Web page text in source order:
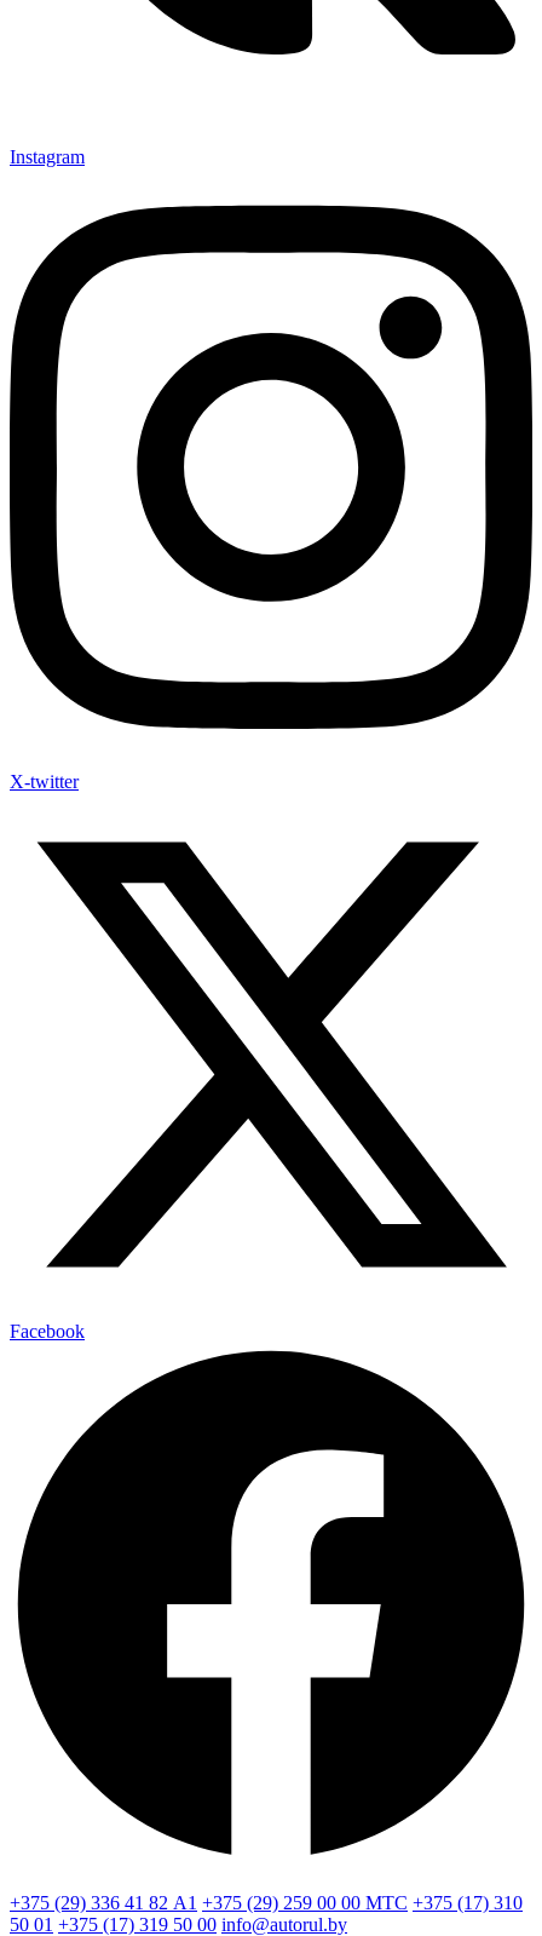
Instagram
X-twitter
Facebook
+375 (29) 336 41 82 А1 +375 (29) 259 00 00 МТС +375 (17) 310
50 01 +375 (17) 319 50 00 info@autorul.by